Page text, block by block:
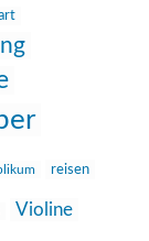
reisen
Violine